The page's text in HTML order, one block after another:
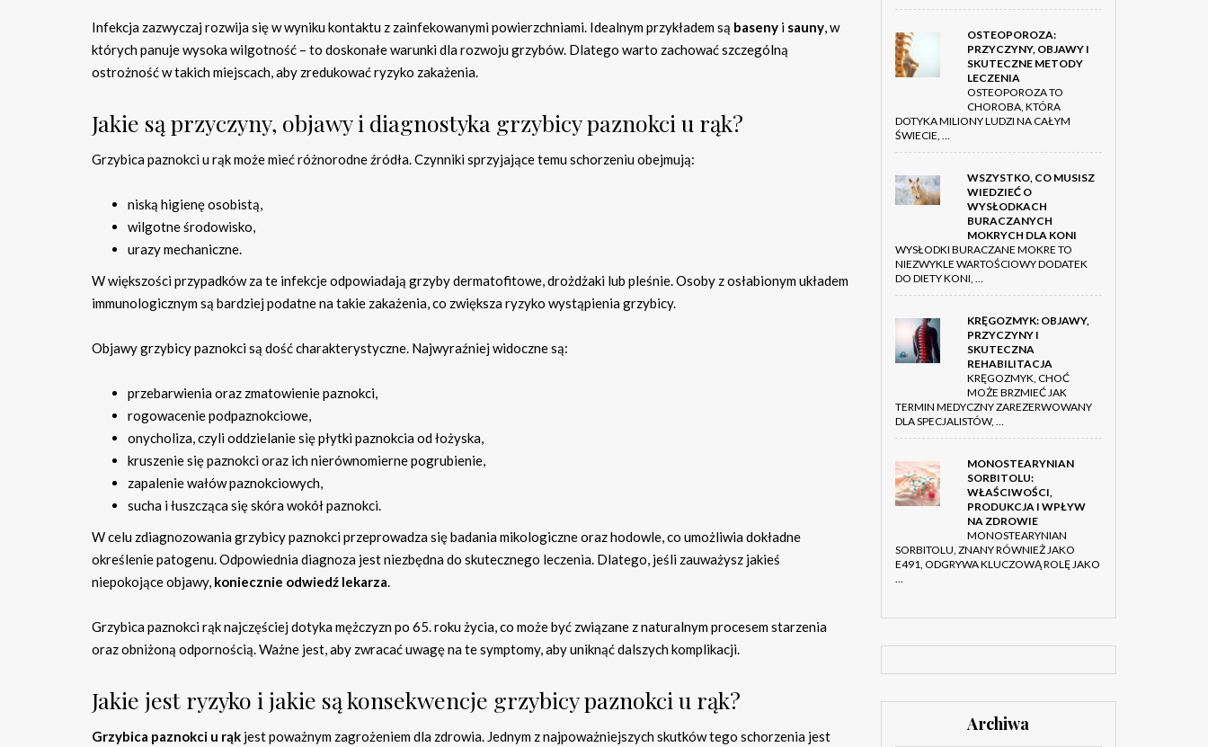
Infekcja zazwyczaj rozwija się w wyniku kontaktu z zainfekowanymi powierzchniami. Idealnym przykładem są baseny i sauny, w
których panuje wysoka wilgotność – to doskonałe warunki dla rozwoju grzybów. Dlatego warto zachować szczególną
ostrożność w takich miejscach, aby zredukować ryzyko zakażenia.
Jakie są przyczyny, objawy i diagnostyka grzybicy paznokci u rąk?
Grzybica paznokci u rąk może mieć różnorodne źródła. Czynniki sprzyjające temu schorzeniu obejmują:
niską higienę osobistą,
wilgotne środowisko,
urazy mechaniczne.
W większości przypadków za te infekcje odpowiadają grzyby dermatofitowe, drożdżaki lub pleśnie. Osoby z osłabionym układem
immunologicznym są bardziej podatne na takie zakażenia, co zwiększa ryzyko wystąpienia grzybicy.
Objawy grzybicy paznokci są dość charakterystyczne. Najwyraźniej widoczne są:
przebarwienia oraz zmatowienie paznokci,
rogowacenie podpaznokciowe,
onycholiza, czyli oddzielanie się płytki paznokcia od łożyska,
kruszenie się paznokci oraz ich nierównomierne pogrubienie,
zapalenie wałów paznokciowych,
sucha i łuszcząca się skóra wokół paznokci.
W celu zdiagnozowania grzybicy paznokci przeprowadza się badania mikologiczne oraz hodowle, co umożliwia dokładne
określenie patogenu. Odpowiednia diagnoza jest niezbędna do skutecznego leczenia. Dlatego, jeśli zauważysz jakieś
niepokojące objawy, koniecznie odwiedź lekarza.
Grzybica paznokci rąk najczęściej dotyka mężczyzn po 65. roku życia, co może być związane z naturalnym procesem starzenia
oraz obniżoną odpornością. Ważne jest, aby zwracać uwagę na te symptomy, aby uniknąć dalszych komplikacji.
Jakie jest ryzyko i jakie są konsekwencje grzybicy paznokci u rąk?
Grzybica paznokci u rąk jest poważnym zagrożeniem dla zdrowia. Jednym z najpoważniejszych skutków tego schorzenia jest
OSTEOPOROZA:
PRZYCZYNY, OBJAWY I
SKUTECZNE METODY
LECZENIA
OSTEOPOROZA TO
CHOROBA, KTÓRA
DOTYKA MILIONY LUDZI NA CAŁYM
ŚWIECIE, …
WSZYSTKO, CO MUSISZ
WIEDZIEĆ O
WYSŁODKACH
BURACZANYCH
MOKRYCH DLA KONI
WYSŁODKI BURACZANE MOKRE TO
NIEZWYKLE WARTOŚCIOWY DODATEK
DO DIETY KONI, …
KRĘGOZMYK: OBJAWY,
PRZYCZYNY I
SKUTECZNA
REHABILITACJA
KRĘGOZMYK, CHOĆ
MOŻE BRZMIEĆ JAK
TERMIN MEDYCZNY ZAREZERWOWANY
DLA SPECJALISTÓW, …
MONOSTEARYNIAN
SORBITOLU:
WŁAŚCIWOŚCI,
PRODUKCJA I WPŁYW
NA ZDROWIE
MONOSTEARYNIAN
SORBITOLU, ZNANY RÓWNIEŻ JAKO
E491, ODGRYWA KLUCZOWĄ ROLĘ JAKO
…
Archiwa